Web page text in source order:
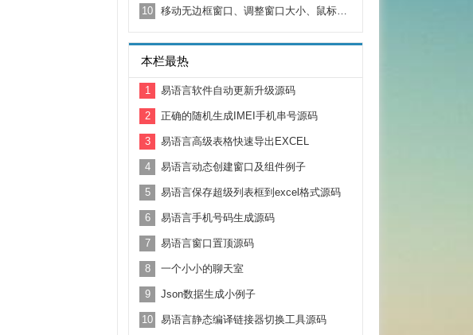
10 移动无边框窗口、调整窗口大小、鼠标移动移出事件
本栏最热
1 易语言软件自动更新升级源码
2 正确的随机生成IMEI手机串号源码
3 易语言高级表格快速导出EXCEL
4 易语言动态创建窗口及组件例子
5 易语言保存超级列表框到excel格式源码
6 易语言手机号码生成源码
7 易语言窗口置顶源码
8 一个小小的聊天室
9 Json数据生成小例子
10 易语言静态编译链接器切换工具源码